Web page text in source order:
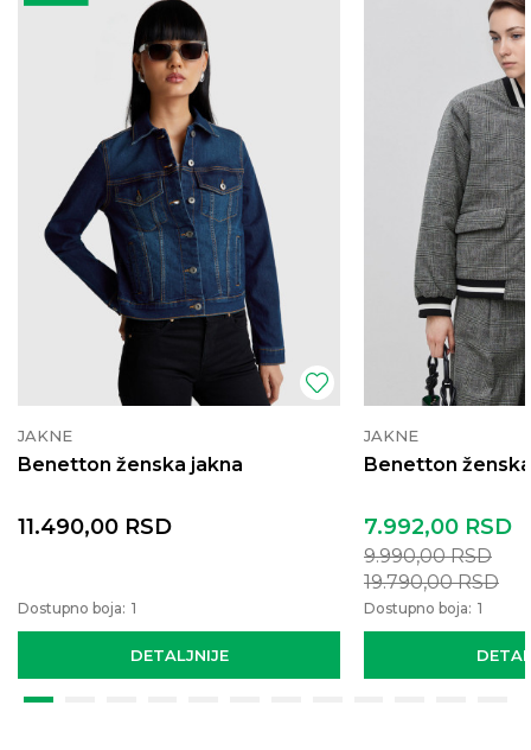
JAKNE
Benetton ženska jakna
DETALJNIJE
11.490,00 RSD
Dostupno boja: 1
JAKNE
Benetton
7.992,00 RSD
9.990,00RSD
19.790,00RSD
Dostupno boja: 1